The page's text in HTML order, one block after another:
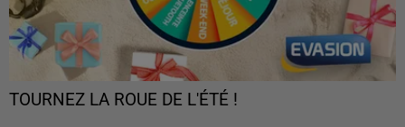
TOURNEZ LA ROUE DE L'ÉTÉ !